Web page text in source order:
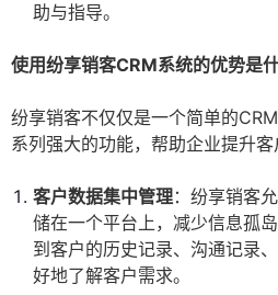
助与指导。
使用纷享销客CRM系统的优势是什
纷享销客不仅仅是一个简单的
系列强大的功能，帮助企业提升客
客户数据集中管理：纷享销客
储在一个平台上，减少信息孤
到客户的历史记录、沟通记录
好地了解客户需求。